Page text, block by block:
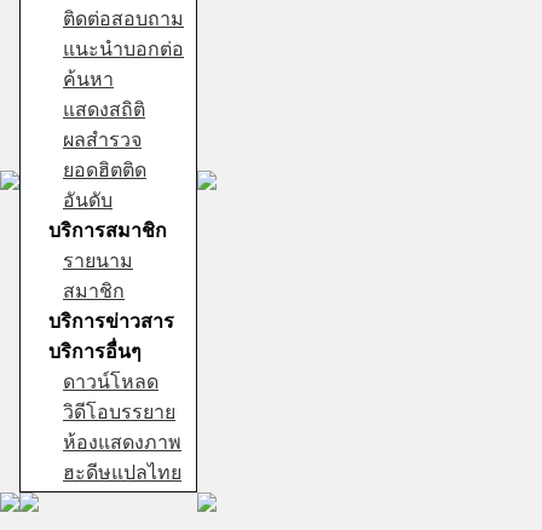
ติดต่อสอบถาม
แนะนำบอกต่อ
ค้นหา
แสดงสถิติ
ผลสำรวจ
ยอดฮิตติด
อันดับ
บริการสมาชิก
รายนาม
สมาชิก
บริการข่าวสาร
บริการอื่นๆ
ดาวน์โหลด
วิดีโอบรรยาย
ห้องแสดงภาพ
ฮะดีษแปลไทย